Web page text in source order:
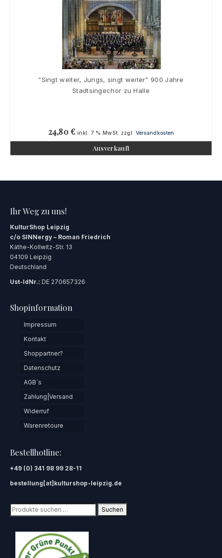
“Singt weiter, Jungs, singt weiter” 900 Jahre
Stadtsingechor zu Halle
24,80 € inkl. 7 % MwSt. zzgl. Versandkosten
Ausverkauft
Ihr Weg zu uns!
KulturShop Leipzig
c/o SINNergy – Roman Friedrich
Käthe-Kollwitz-Str. 13
04109 Leipzig
Deutschland
Ust-IdNr.: DE 270657326
Shopinformation
Impressum
Kontakt
Shoppartner?
Datenschutz
AGB´s
Zahlung|Versand
Widerruf
Warenretoure
Bestellhotline:
+49 (0) 341 98 99 28-11
bestellung[at]kulturshop-leipzig.de
Suchen
nach:
Suchen